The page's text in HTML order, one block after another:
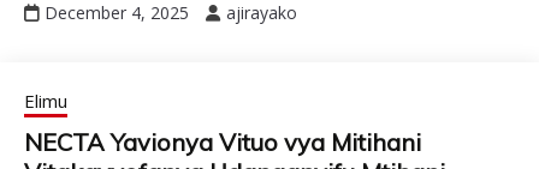
December 4, 2025 ajirayako
Elimu
NECTA Yavionya Vituo vya Mitihani